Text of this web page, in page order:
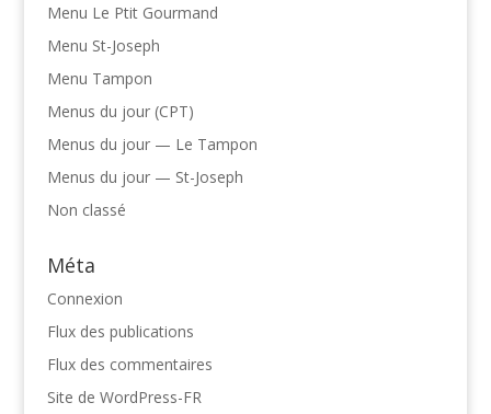
Menu Le Ptit Gourmand
Menu St-Joseph
Menu Tampon
Menus du jour (CPT)
Menus du jour — Le Tampon
Menus du jour — St-Joseph
Non classé
Méta
Connexion
Flux des publications
Flux des commentaires
Site de WordPress-FR